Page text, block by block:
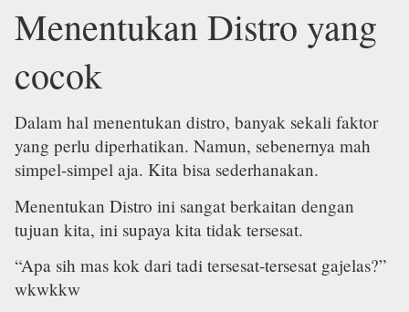
Menentukan Distro yang
cocok
Dalam hal menentukan distro, banyak sekali faktor
yang perlu diperhatikan. Namun, sebenernya mah
simpel-simpel aja. Kita bisa sederhanakan.
Menentukan Distro ini sangat berkaitan dengan
tujuan kita, ini supaya kita tidak tersesat.
“Apa sih mas kok dari tadi tersesat-tersesat gajelas?”
wkwkkw